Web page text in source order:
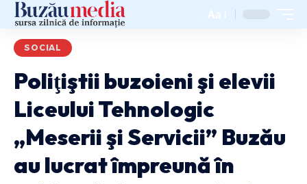
Aa
SOCIAL
Poliţiştii buzoieni şi elevii
Liceului Tehnologic
„Meserii şi Servicii” Buzău
au lucrat împreună în